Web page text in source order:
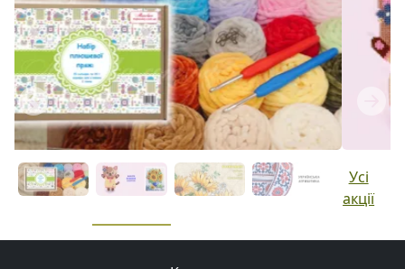
Previous Next
Усі
акції